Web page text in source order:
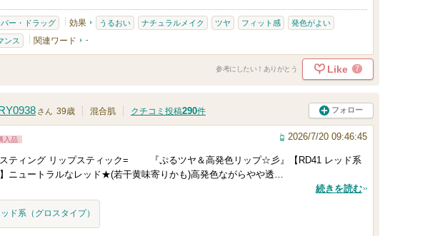
す
メ
ン
バ
お
ー・ドラッグ 効果 うるおい ナチュラルメイク ツヤ フィット感 発色がよい
ンス 関連ワード -
参考にしたい！ありがとう Like 7
さん 39歳 混合肌 クチコミ投稿290件 フォロー
入品 2026/7/20 09:46:45
ティング リップスティック= 『ぷるツヤ＆高発色リップ☆彡』【RD41 レッド系
ニュートラルなレッド★(若干黄味寄りかも)高発色ながらやや透…
続きを読む
ド系（グロスタイプ）